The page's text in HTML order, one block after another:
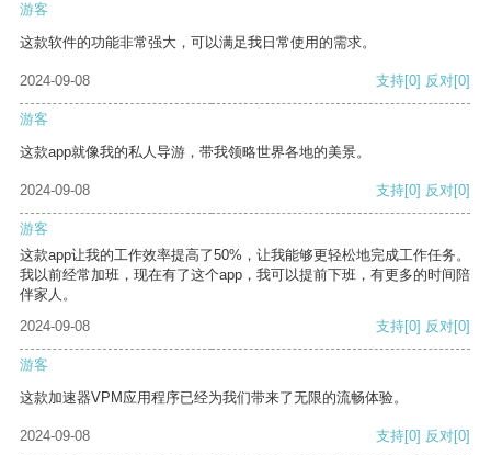
游客
这款软件的功能非常强大，可以满足我日常使用的需求。
2024-09-08 支持[0] 反对[0]
游客
这款app就像我的私人导游，带我领略世界各地的美景。
2024-09-08 支持[0] 反对[0]
游客
这款app让我的工作效率提高了50%，让我能够更轻松地完成工作任务。
我以前经常加班，现在有了这个app，我可以提前下班，有更多的时间陪
伴家人。
2024-09-08
支持[0] 反对[0]
游客
这款加速器VPM应用程序已经为我们带来了无限的流畅体验。
2024-09-08 支持[0] 反对[0]